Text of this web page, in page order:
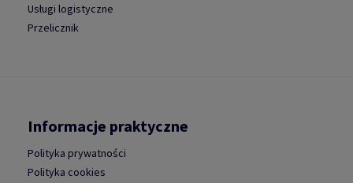
Usługi logistyczne
Przelicznik
Informacje praktyczne
Polityka prywatności
Polityka cookies